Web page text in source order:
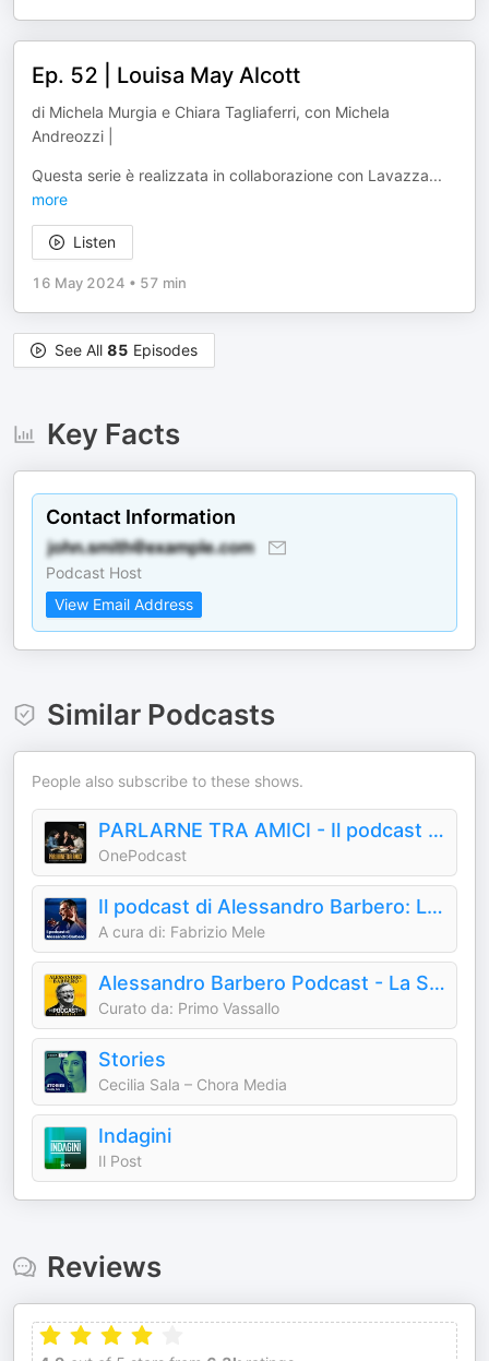
Ep. 52 | Louisa May Alcott
di Michela Murgia e Chiara Tagliaferri, con Michela
Andreozzi |
Questa serie è realizzata in collaborazione con Lavazza...
more
Listen
16 May 2024 • 57 min
See All 85 Episodes
Key Facts
Contact Information
Podcast Host
View Email Address
Similar Podcasts
People also subscribe to these shows.
PARLARNE TRA AMICI - Il podcast di libri di Daria Bignardi
OnePodcast
Il podcast di Alessandro Barbero: Lezioni e Conferenze di Storia
A cura di: Fabrizio Mele
Alessandro Barbero Podcast - La Storia
Curato da: Primo Vassallo
Stories
Cecilia Sala – Chora Media
Indagini
Il Post
Reviews